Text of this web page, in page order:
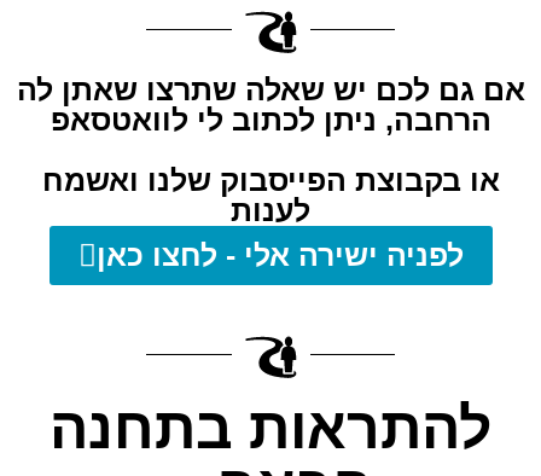
אם גם לכם יש שאלה שתרצו שאתן לה
הרחבה, ניתן לכתוב לי לוואטסאפ
או בקבוצת הפייסבוק שלנו ואשמח
לענות
לפניה ישירה אלי - לחצו כאן
להתראות בתחנה